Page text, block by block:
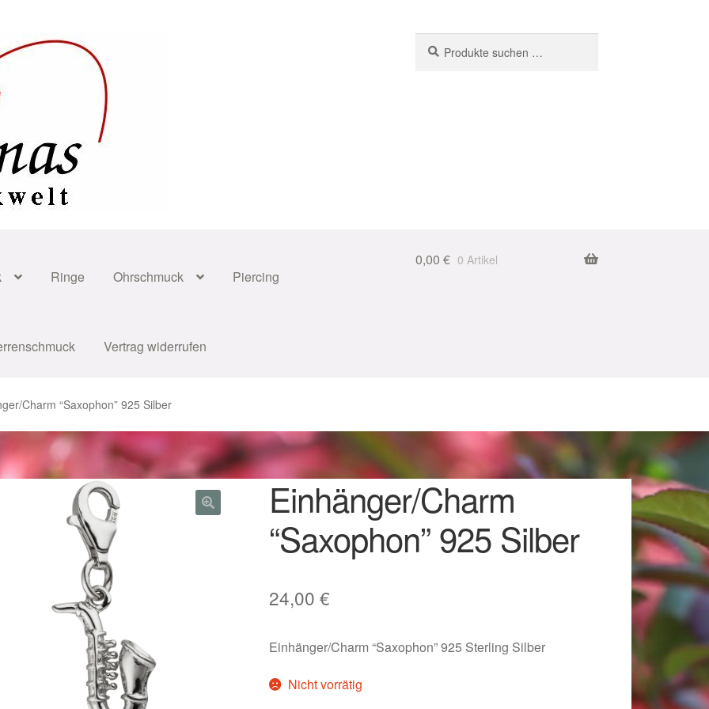
nach:
Ringe Ohrschmuck Piercing
Vertrag widerrufen
zu Ostern 2023 Geschenke zu Ostern 2024
für Weihnachten 2023
für Weihnachten 2025
Schmuck online kaufen 2016
Schmuck online kaufen 2018 Impressum
Karneval 2019 – Schmuck zu Fasching & Co.
Liefer- und Versandkosten
und Festliches zu Halloween
0,00 € 0 Artikel
Charm “Saxophon” 925 Silber
Einhänger/Charm
“Saxophon” 925 Silber
24,00 €
Einhänger/Charm “Saxophon” 925 Sterling Silber
Nicht vorrätig